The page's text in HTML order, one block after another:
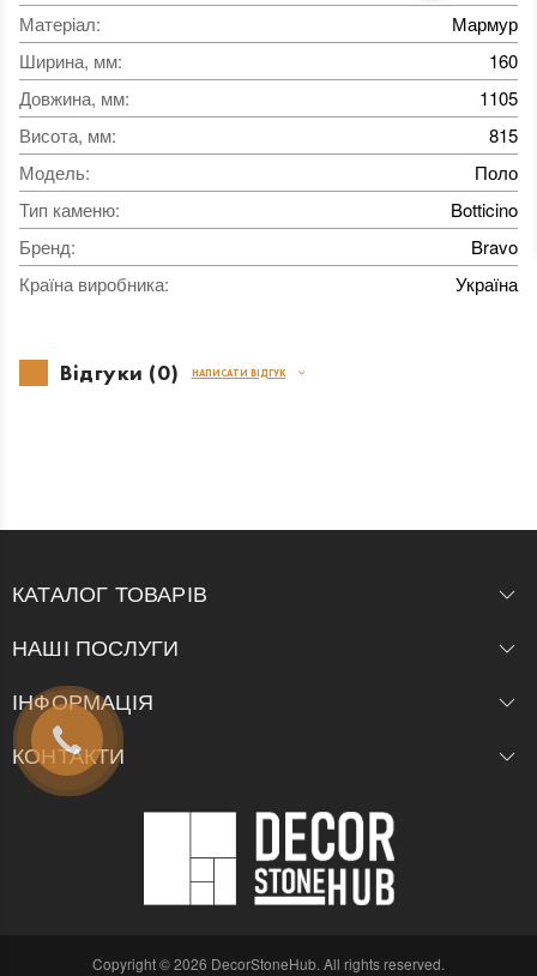
Матеріал:
Мармур
Ширина, мм:
160
Довжина, мм:
1105
Висота, мм:
815
Модель:
Поло
Тип каменю:
Botticino
Бренд:
Bravo
Країна виробника: Україна
Відгуки (0) НАПИСАТИ ВІДГУК
КАТАЛОГ ТОВАРІВ
НАШІ ПОСЛУГИ
ІНФОРМАЦІЯ
КОНТАКТИ
Copyright © 2026 DecorStoneHub. All rights reserved.